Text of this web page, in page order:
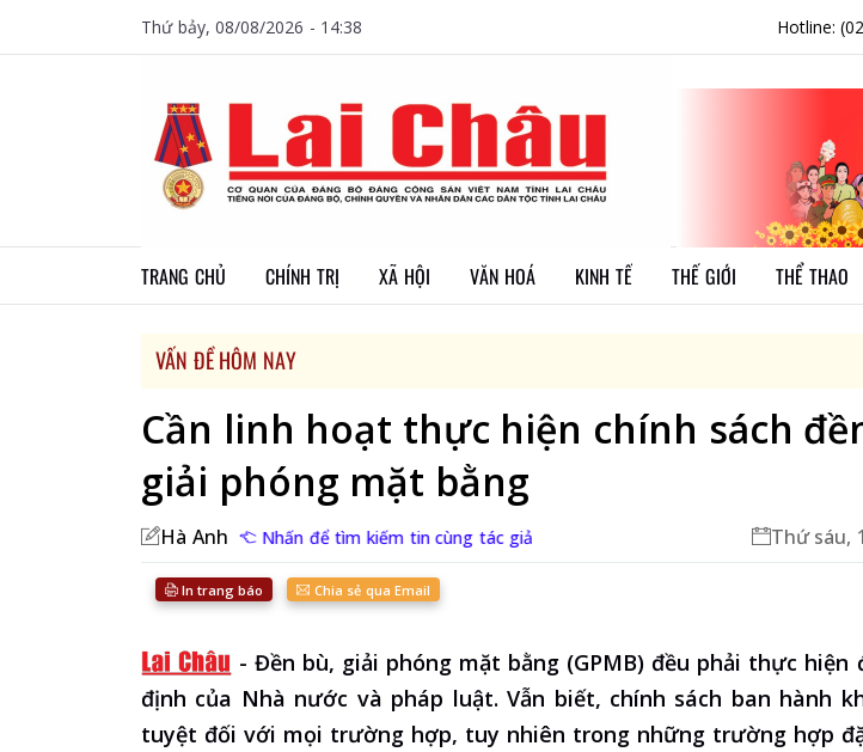
Thứ bảy, 08/08/2026 - 14:38 Hotline:
TRANG CHỦ CHÍNH TRỊ XÃ HỘI VĂN HOÁ KINH TẾ THẾ GIỚI THỂ THAO
VẤN ĐỀ HÔM NAY
Cần linh hoạt thực hiện chính sách
giải phóng mặt bằng
Hà Anh Nhấn để tìm kiếm tin cùng tác giả Thứ sáu,
In trang báo Chia sẻ qua Email
- Đền bù, giải phóng mặt bằng (GPMB) đều phải thực hiện
định của Nhà nước và pháp luật. Vẫn biết, chính sách ban hành
tuyệt đối với mọi trường hợp, tuy nhiên trong những trường hợp